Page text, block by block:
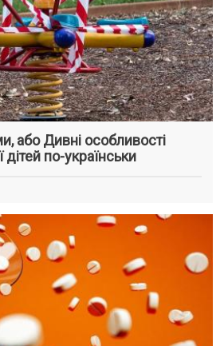
або Дивні особливості
дітей по-українськи